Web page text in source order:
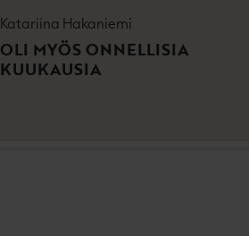
Katariina Hakaniemi
OLI MYÖS ONNELLISIA
KUUKAUSIA